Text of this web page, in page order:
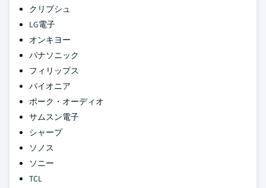
クリプシュ
LG電子
オンキヨー
パナソニック
フィリップス
パイオニア
ポーク・オーディオ
サムスン電子
シャープ
ソノス
ソニー
TCL